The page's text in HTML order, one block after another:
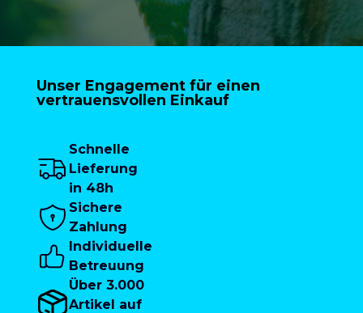
Unser Engagement für einen
vertrauensvollen Einkauf
Schnelle
Lieferung
in 48h
Sichere
Zahlung
Individuelle
Betreuung
Über 3.000
Artikel auf